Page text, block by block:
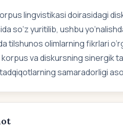
lingvistikasi doirasidagi
so‘z yuritilib, ushbu
tilshunos olimlarning fikrlari
va diskursning sinergik
samaradorligi